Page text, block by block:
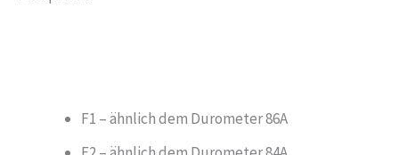
F1 – ähnlich dem Durometer 86A